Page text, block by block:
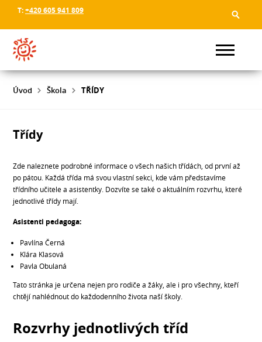
T:+420 605 941 809
Úvod Škola TŘÍDY
Třídy
Zde naleznete podrobné informace o všech našich třídách, od první až
po pátou. Každá třída má svou vlastní sekci, kde vám představíme
třídního učitele a asistentky. Dozvíte se také o aktuálním rozvrhu, které
jednotlivé třídy mají.
Asistenti pedagoga:
Pavlína Černá
Klára Klasová
Pavla Obulaná
Tato stránka je určena nejen pro rodiče a žáky, ale i pro všechny, kteří
chtějí nahlédnout do každodenního života naší školy.
Rozvrhy jednotlivých tříd